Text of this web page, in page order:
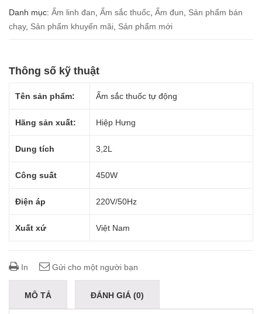
Danh mục: Ấm linh đan Ấm sắc thuốc Ấm đun
Sản phẩm bán
chạy, Sản phẩm khuyến mãi Sản phẩm mới
Thông số kỹ thuật
Tên sản phẩm: Ấm sắc thuốc tự động
Hãng sản xuất: Hiệp Hưng
Dung tích 3,2L
Công suất 450W
Điện áp 220V/50Hz
Xuất xứ Việt Nam
In Gửi cho một người bạn
MÔ TẢ ĐÁNH GIÁ (0)